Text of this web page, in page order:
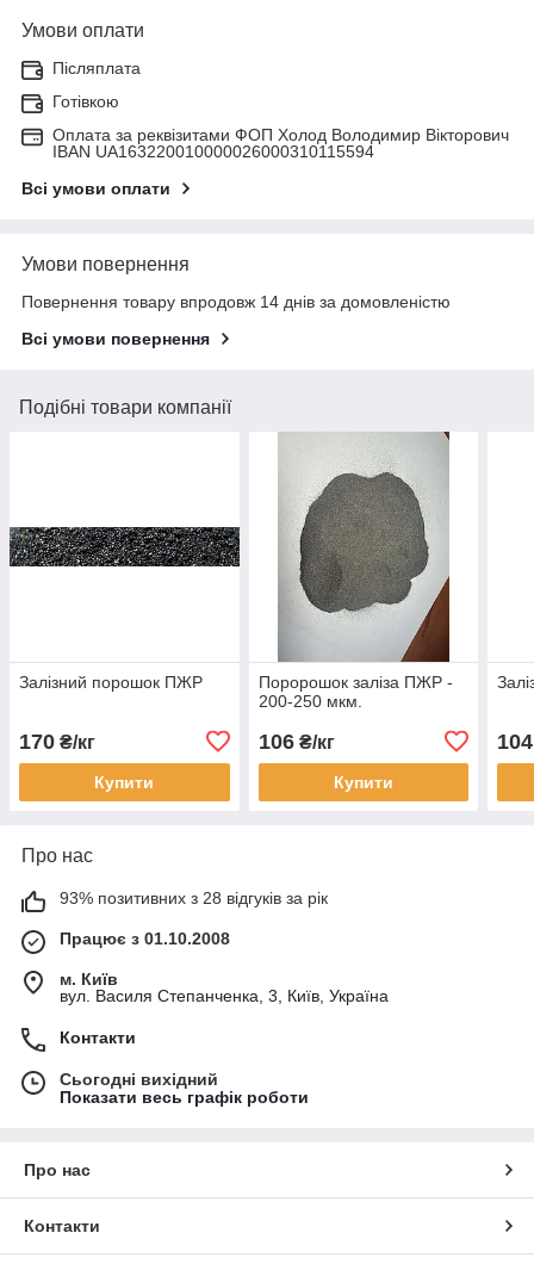
Умови оплати
Післяплата
Готівкою
Оплата за реквізитами ФОП Холод Володимир Вікторович
IBAN UA163220010000026000310115594
Всі умови оплати
Умови повернення
Повернення товару впродовж 14 днів за домовленістю
Всі умови повернення
Подібні товари компанії
Залізний порошок ПЖР
170 ₴/кг
Купити
Поророшок заліза ПЖР -
200-250 мкм.
106₴/кг
Купити
104
Про нас
93% позитивних з 28 відгуків за рік
Працює з 01.10.2008
м. Київ
вул. Василя Степанченка, 3, Київ, Україна
Контакти
Сьогодні вихідний
Показати весь графік роботи
Про нас
Контакти